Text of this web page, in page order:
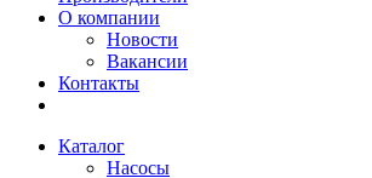
О компании
Новости
Вакансии
Контакты
Каталог
Насосы